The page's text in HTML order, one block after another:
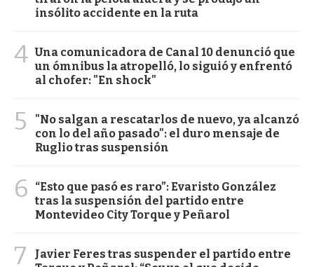
insólito accidente en la ruta
4 Una comunicadora de Canal 10 denunció que
un ómnibus la atropelló, lo siguió y enfrentó
al chofer: "En shock"
5
"No salgan a rescatarlos de nuevo, ya alcanzó
con lo del año pasado": el duro mensaje de
Ruglio tras suspensión
6
“Esto que pasó es raro”: Evaristo González
tras la suspensión del partido entre
Montevideo City Torque y Peñarol
7
Javier Feres tras suspender el partido entre